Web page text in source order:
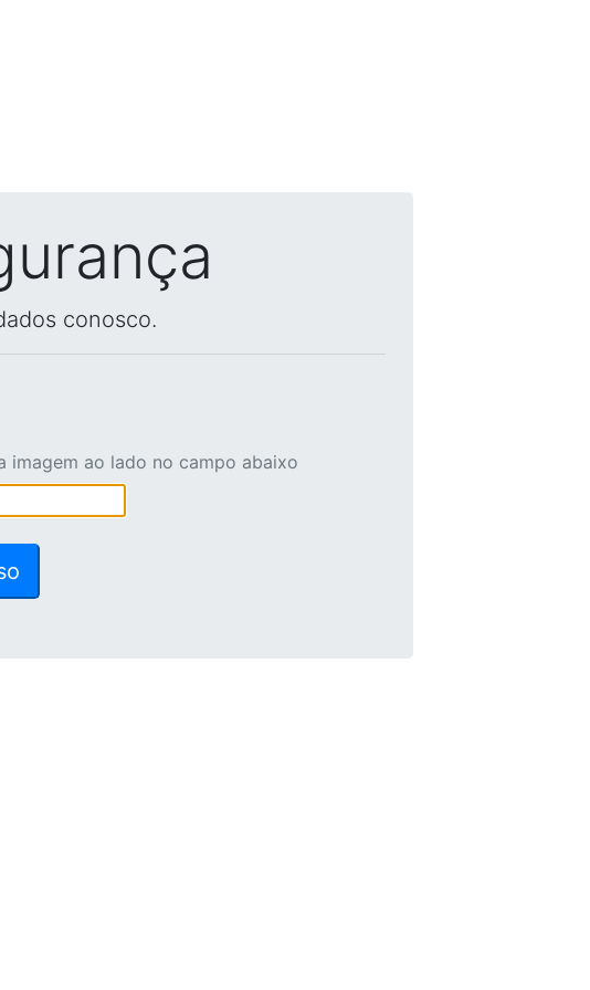
conosco.
imagem ao lado no campo abaixo